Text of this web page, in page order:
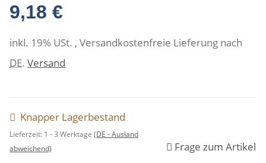
9,18 €
inkl. 19% USt. , Versandkostenfreie Lieferung nach
DE. Versand
Knapper Lagerbestand
Lieferzeit: 1 - 3 Werktage (DE - Ausland
abweichend)
Frage zum Artikel